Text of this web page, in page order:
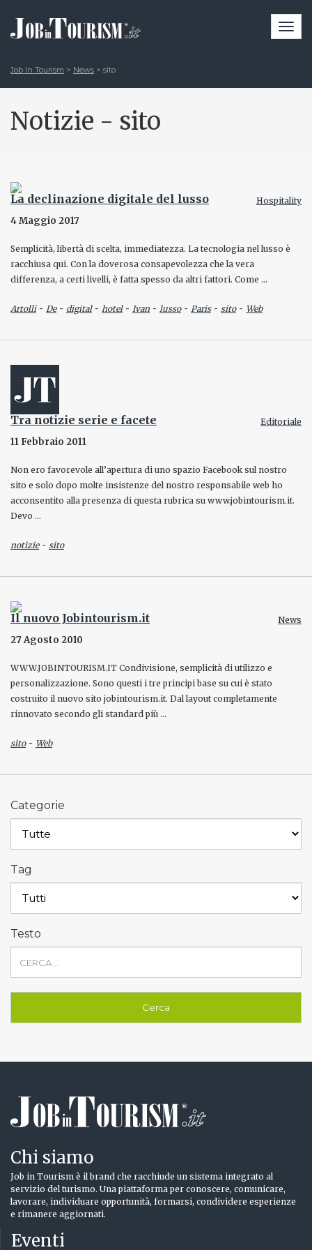
Job In Tourism > News > sito
Notizie - sito
La declinazione digitale del lusso Hospitality
4 Maggio 2017
Semplicità, libertà di scelta, immediatezza. La tecnologia nel lusso è
racchiusa qui. Con la doverosa consapevolezza che la vera
differenza, a certi livelli, è fatta spesso da altri fattori. Come …
Artolli- De- digital- hotel- Ivan - lusso- Paris- sito- Web
Tra notizie serie e facete Editoriale
11 Febbraio 2011
Non ero favorevole all’apertura di uno spazio Facebook sul nostro
sito e solo dopo molte insistenze del nostro responsabile web ho
acconsentito alla presenza di questa rubrica su www.jobintourism.it.
Devo …
notizie- sito
Il nuovo Jobintourism.it News
27 Agosto 2010
WWW.JOBINTOURISM.IT Condivisione, semplicità di utilizzo e
personalizzazione. Sono questi i tre principi base su cui è stato
costruito il nuovo sito jobintourism.it. Dal layout completamente
rinnovato secondo gli standard più …
sito- Web
Categorie
Tag
Testo
Chi siamo
Job in Tourism è il brand che racchiude un sistema integrato al
servizio del turismo. Una piattaforma per conoscere, comunicare,
lavorare, individuare opportunità, formarsi, condividere esperienze
e rimanere aggiornati.
Eventi